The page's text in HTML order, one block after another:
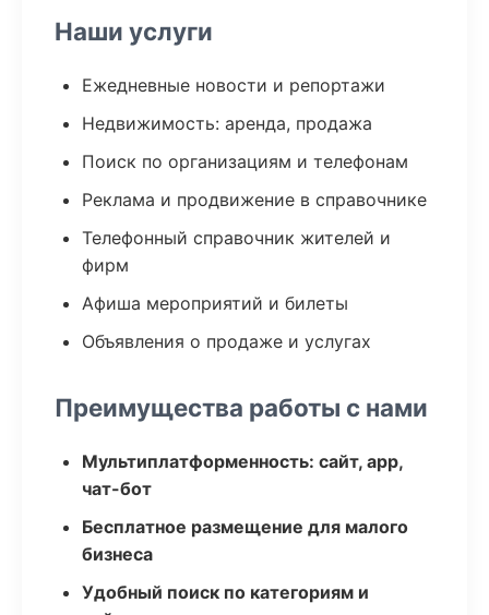
Наши услуги
Ежедневные новости и репортажи
Недвижимость: аренда, продажа
Поиск по организациям и телефонам
Реклама и продвижение в справочнике
Телефонный справочник жителей и
фирм
Афиша мероприятий и билеты
Объявления о продаже и услугах
Преимущества работы с нами
Мультиплатформенность: сайт, app,
чат-бот
Бесплатное размещение для малого
бизнеса
Удобный поиск по категориям и